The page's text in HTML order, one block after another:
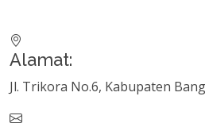
Alamat:
Jl. Trikora No.6, Kabupaten